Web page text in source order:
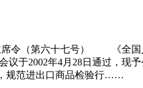
令（第六十七号） 《全国
会议于2002年4月28日通
范进出口商品检验行……